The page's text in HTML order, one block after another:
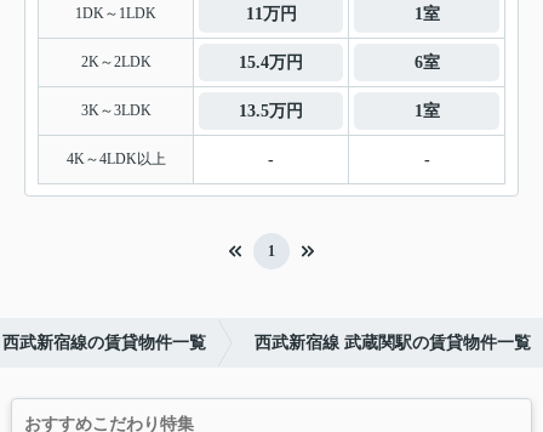
1DK～1LDK 11万円 1室
2K～2LDK 15.4万円 6室
3K～3LDK 13.5万円 1室
4K～4LDK以上 - -
1
西武新宿線の賃貸物件一覧 西武新宿線 武蔵関駅の賃貸物件一覧
おすすめこだわり特集